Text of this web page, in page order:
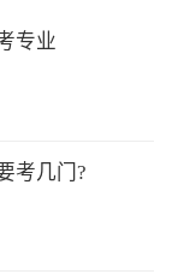
专业
考几门?